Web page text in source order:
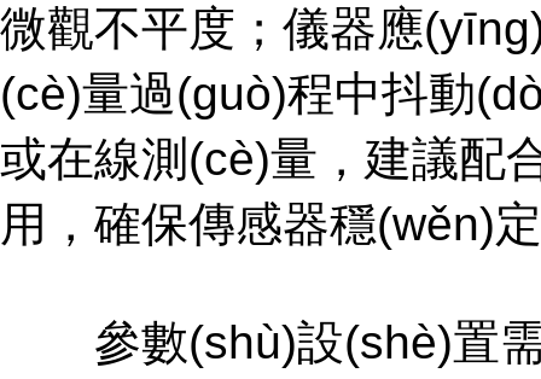
微觀不平度；儀器應
(cè)量過(guò)程中抖動
或在線測(cè)量，建議
用，確保傳感器穩(wěn)
參數(shù)設(shè)置需匹